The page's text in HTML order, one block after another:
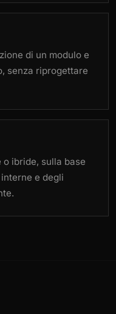
di un modulo e
senza riprogettare
ibride, sulla base
e degli